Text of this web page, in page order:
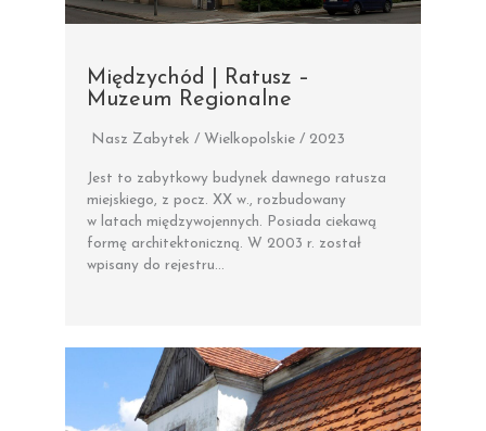
Międzychód | Ratusz –
Muzeum Regionalne
Nasz Zabytek / Wielkopolskie / 2023
Jest to zabytkowy budynek dawnego ratusza
miejskiego, z pocz. XX w., rozbudowany
w latach międzywojennych. Posiada ciekawą
formę architektoniczną. W 2003 r. został
wpisany do rejestru…